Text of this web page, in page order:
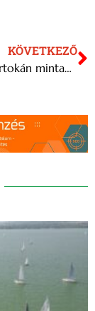
KÖVETKEZŐ
A Vatikán birtokán mintagazdaság nyílik, ahol „pápai” olajat és bort termelnek